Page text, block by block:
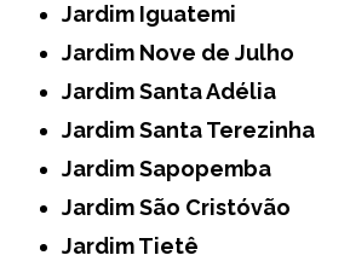
Jardim Iguatemi
Jardim Nove de Julho
Jardim Santa Adélia
Jardim Santa Terezinha
Jardim Sapopemba
Jardim São Cristóvão
Jardim Tietê